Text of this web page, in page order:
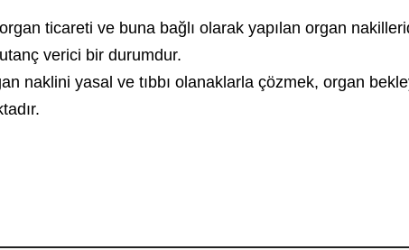
ticareti ve buna bağlı olarak yapılan organ
verici bir durumdur.
naklini yasal ve tıbbı olanaklarla çözmek, organ